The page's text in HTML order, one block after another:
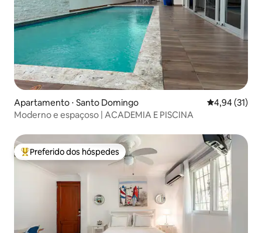
Apartamento ⋅ Santo Domingo 4,94 de uma
4,94 (31)
Moderno e espaçoso | ACADEMIA E PISCINA
Entre os melhores preferidos dos hóspedes
Preferido dos hóspedes